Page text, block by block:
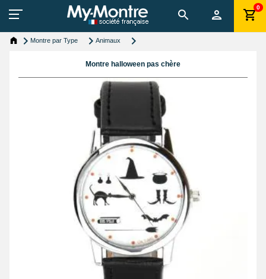
0
Montre par Type Animaux
Montre halloween pas chère